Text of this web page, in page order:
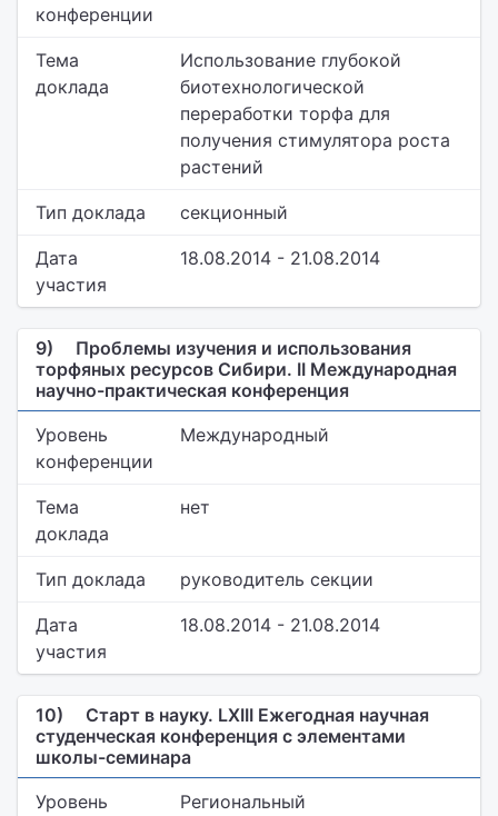
конференции
Тема
доклада
Использование глубокой
биотехнологической
переработки торфа для
получения стимулятора роста
растений
Тип доклада секционный
Дата
участия
18.08.2014 - 21.08.2014
9)
Проблемы изучения и использования
торфяных ресурсов Сибири. II Международная
научно-практическая конференция
Уровень
конференции
Международный
Тема
доклада
нет
Тип доклада руководитель секции
Дата
участия
18.08.2014 - 21.08.2014
10)
Старт в науку. LXIII Ежегодная научная
студенческая конференция с элементами
школы-семинара
Уровень
Региональный